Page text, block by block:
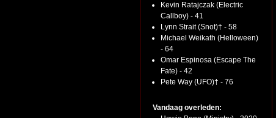
Kevin Ratajczak (Electric
Callboy) - 41
Lynn Strait (Snot)† - 58
Michael Weikath (Helloween)
- 64
Omar Espinosa (Escape The
Fate) - 42
Pete Way (UFO)† - 76
Vandaag overleden: